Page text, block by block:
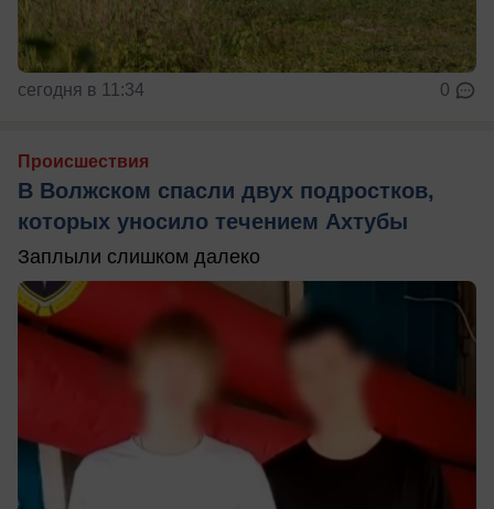
сегодня в 11:34 0
Происшествия
В Волжском спасли двух подростков,
которых уносило течением Ахтубы
Заплыли слишком далеко